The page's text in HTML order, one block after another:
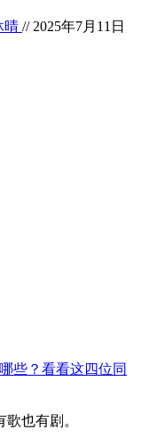
晴 // 2025年7月11日
些？看看这四位同
也有剧。